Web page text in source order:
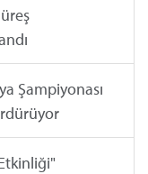
Şampiyonası